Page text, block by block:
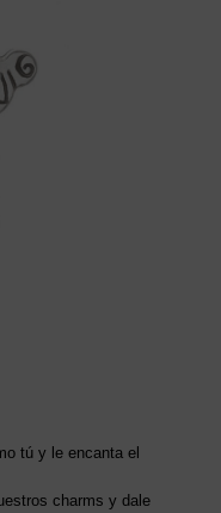
tú y le encanta el
charms y dale